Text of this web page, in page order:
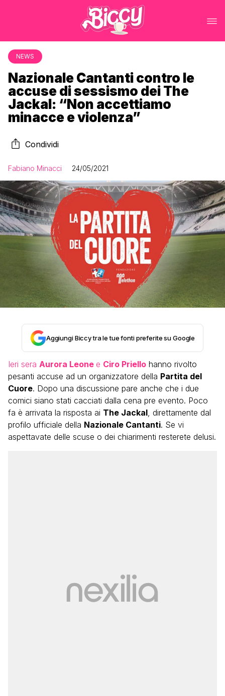
NEWS
Nazionale Cantanti contro le
accuse di sessismo dei The
Jackal: “Non accettiamo
minacce e violenza”
Condividi
Fabiano Minacci 24/05/2021
Aggiungi Biccy tra le tue fonti preferite su Google
Ieri sera Aurora Leone e Ciro Priello hanno rivolto
pesanti accuse ad un organizzatore della Partita del
Cuore. Dopo una discussione pare anche che i due
comici siano stati cacciati dalla cena pre evento. Poco
fa è arrivata la risposta ai The Jackal, direttamente dal
profilo ufficiale della Nazionale Cantanti. Se vi
aspettavate delle scuse o dei chiarimenti resterete delusi.